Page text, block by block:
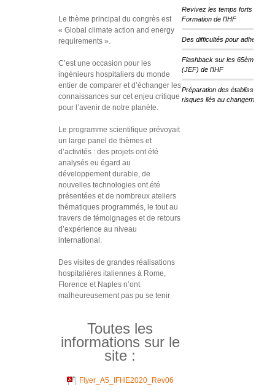
Le thème principal du congrès est
« Global climate action and energy
requirements ».
C’est une occasion pour les
ingénieurs hospitaliers du monde
entier de comparer et d’échanger les
connaissances sur cet enjeu critique
pour l’avenir de notre planète.
Le programme scientifique prévoyait
un large panel de thèmes et
d’activités : des projets ont été
analysés eu égard au
développement durable, de
nouvelles technologies ont été
présentées et de nombreux ateliers
thématiques programmés, le tout au
travers de témoignages et de retours
d’expérience au niveau
international.
Des visites de grandes réalisations
hospitalières italiennes à Rome,
Florence et Naples n’ont
malheureusement pas pu se tenir
Toutes les
informations sur le
site :
Flyer_A5_IFHE2020_Rev06
Revivez les temps forts des
Formation de l’IHF
Des difficultés pour adhérer
Flashback sur les 65èmes
(JEF) de l’IHF
Préparation des
risques liés au changement